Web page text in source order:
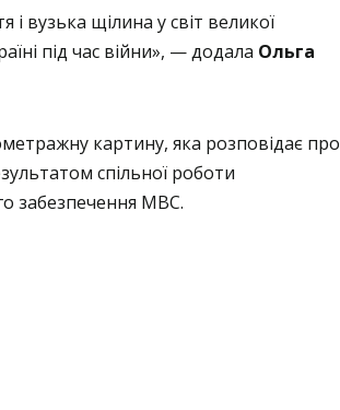
вузька щілина у світ великої
під час війни», — додала Ольга
картину, яка розповідає про
спільної роботи
забезпечення МВС.